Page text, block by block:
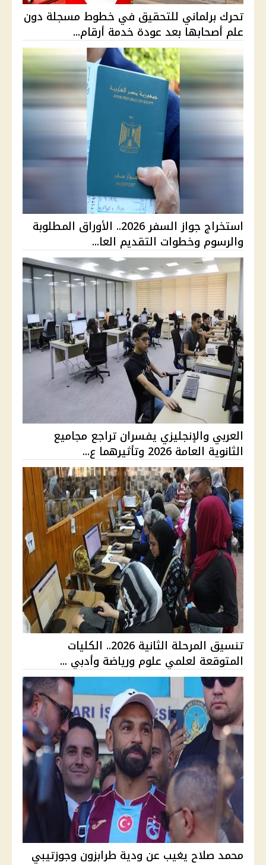
تحرك برلماني للتحقيق في خطوط مسجلة دون
علم أصحابها بعد عودة خدمة أرقام...
استخراج جواز السفر 2026.. الأوراق المطلوبة
والرسوم وخطوات التقديم العا...
العربي والإنجليزي يفسران تراجع مجاميع
الثانوية العامة 2026 وتأثيرهما ع...
تنسيق المرحلة الثانية 2026.. الكليات
المتوقعة لعلمي علوم ورياضة وأدبي ...
محمد صلاح يغيب عن ودية طرابزون وجوزتيبي